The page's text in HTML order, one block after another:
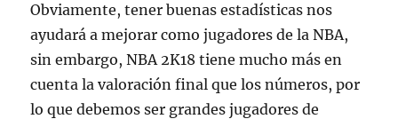
Obviamente, tener buenas estadísticas nos
ayudará a mejorar como jugadores de la NBA,
sin embargo, NBA 2K18 tiene mucho más en
cuenta la valoración final que los números, por
lo que debemos ser grandes jugadores de